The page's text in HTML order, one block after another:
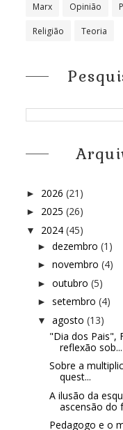
Marx Opinião
Religião Teoria
► 2026 (21)
► 2025 (26)
▼ 2024 (45)
►dezembro(1)
►novembro(4)
►outubro(5)
►setembro(4)
▼agosto(13)
"Dia dos Pais",
reflexão sob...
Sobre a
quest...
A ilusão da
ascensão do
Pedagogo e o